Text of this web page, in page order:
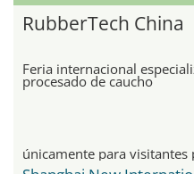
RubberTech China
Feria internacional
procesado de caucho
únicamente para visitantes